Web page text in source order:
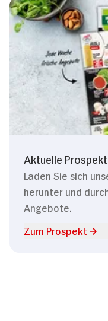
Aktuelle
Laden Sie sich
herunter und
Angebote.
Zum Prospekt